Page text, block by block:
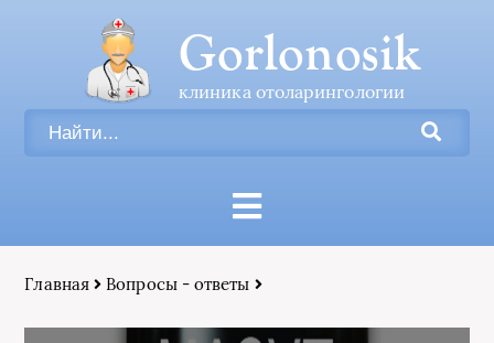
Gorlonosik
клиника отоларингологии
Главная Вопросы - ответы